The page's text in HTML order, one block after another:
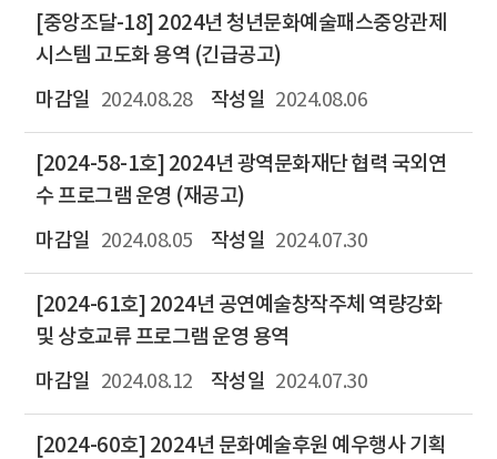
[중앙조달-18] 2024년 청년문화예술패스중앙관제
시스템 고도화 용역 (긴급공고)
2024.08.28 2024.08.06
[2024-58-1호] 2024년 광역문화재단 협력 국외연
수 프로그램 운영 (재공고)
2024.08.05 2024.07.30
[2024-61호] 2024년 공연예술창작주체 역량강화
및 상호교류 프로그램 운영 용역
2024.08.12 2024.07.30
[2024-60호] 2024년 문화예술후원 예우행사 기획